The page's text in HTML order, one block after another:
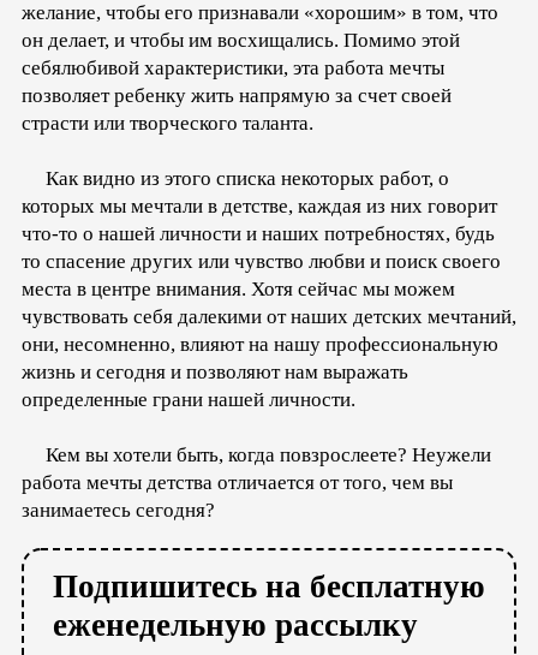
желание, чтобы его признавали «хорошим» в том, что
он делает, и чтобы им восхищались. Помимо этой
себялюбивой характеристики, эта работа мечты
позволяет ребенку жить напрямую за счет своей
страсти или творческого таланта.
Как видно из этого списка некоторых работ, о
которых мы мечтали в детстве, каждая из них говорит
что-то о нашей личности и наших потребностях, будь
то спасение других или чувство любви и поиск своего
места в центре внимания. Хотя сейчас мы можем
чувствовать себя далекими от наших детских мечтаний,
они, несомненно, влияют на нашу профессиональную
жизнь и сегодня и позволяют нам выражать
определенные грани нашей личности.
Кем вы хотели быть, когда повзрослеете? Неужели
работа мечты детства отличается от того, чем вы
занимаетесь сегодня?
Подпишитесь на бесплатную
еженедельную рассылку